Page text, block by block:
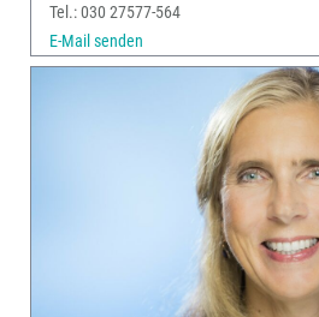
Tel.: 030 27577-564
E-Mail senden